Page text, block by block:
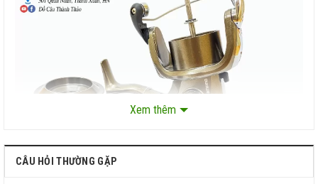
Xem thêm
CÂU HỎI THƯỜNG GẶP